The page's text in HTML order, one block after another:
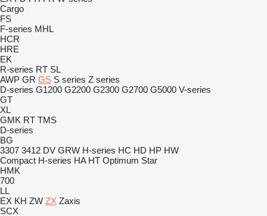
Cargo
FS
F-series MHL
HCR
HRE
EK
R-series RT SL
AWP GR GS S series Z series
D-series G1200 G2200 G2300 G2700 G5000 V-series
GT
XL
GMK RT TMS
D-series
BG
3307 3412 DV GRW H-series HC HD HP HW
Compact H-series HA HT Optimum Star
HMK
700
LL
EX KH ZW ZX Zaxis
SCX